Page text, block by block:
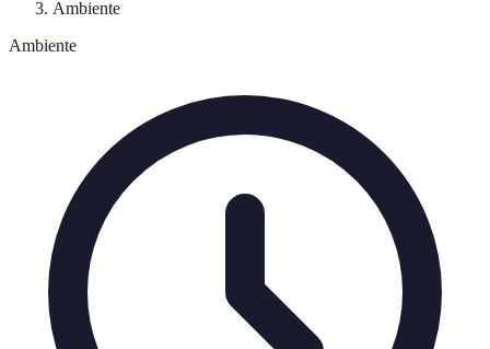
Ambiente
Ambiente